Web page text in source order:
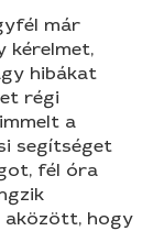
már
kérelmet,
hibákat
régi
a
segítséget
fél óra
aközött, hogy